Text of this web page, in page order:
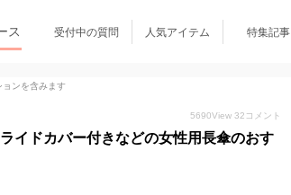
ス 受付中の質問 人気アイテム 特集記事
ョンを含みます
5690View 32 コメント
イドカバー付きなどの女性用長傘のおす